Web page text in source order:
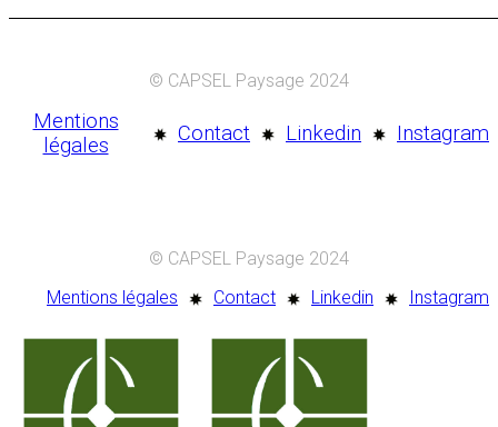
© CAPSEL Paysage 2024
Mentions
légales
Contact Linkedin Instagram
© CAPSEL Paysage 2024
Mentions légales
Contact Linkedin Instagram